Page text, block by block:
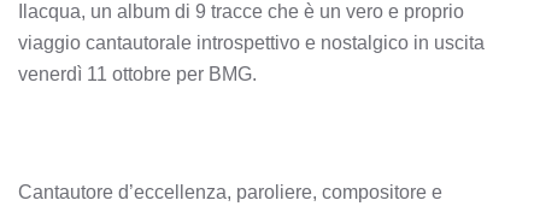
Ilacqua, un album di 9 tracce che è un vero e proprio
viaggio cantautorale introspettivo e nostalgico in uscita
venerdì 11 ottobre per BMG.
Cantautore d’eccellenza, paroliere, compositore e